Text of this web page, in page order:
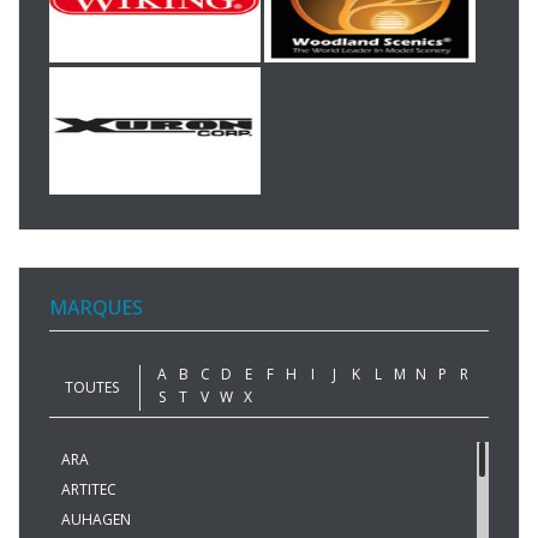
MARQUES
TOUTES
A B C D E F H I J K L M N P
R
S
T V W X
ARA
ARTITEC
AUHAGEN